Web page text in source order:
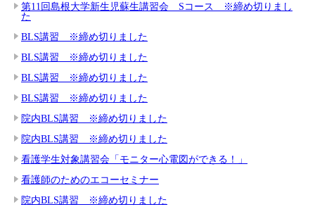
第11回島根大学新生児蘇生講習会 Sコース ※締め切りまし
た
BLS講習 ※締め切りました
BLS講習 ※締め切りました
BLS講習 ※締め切りました
BLS講習 ※締め切りました
院内BLS講習 ※締め切りました
院内BLS講習 ※締め切りました
看護学生対象講習会「モニター心電図ができる！」
看護師のためのエコーセミナー
院内BLS講習 ※締め切りました